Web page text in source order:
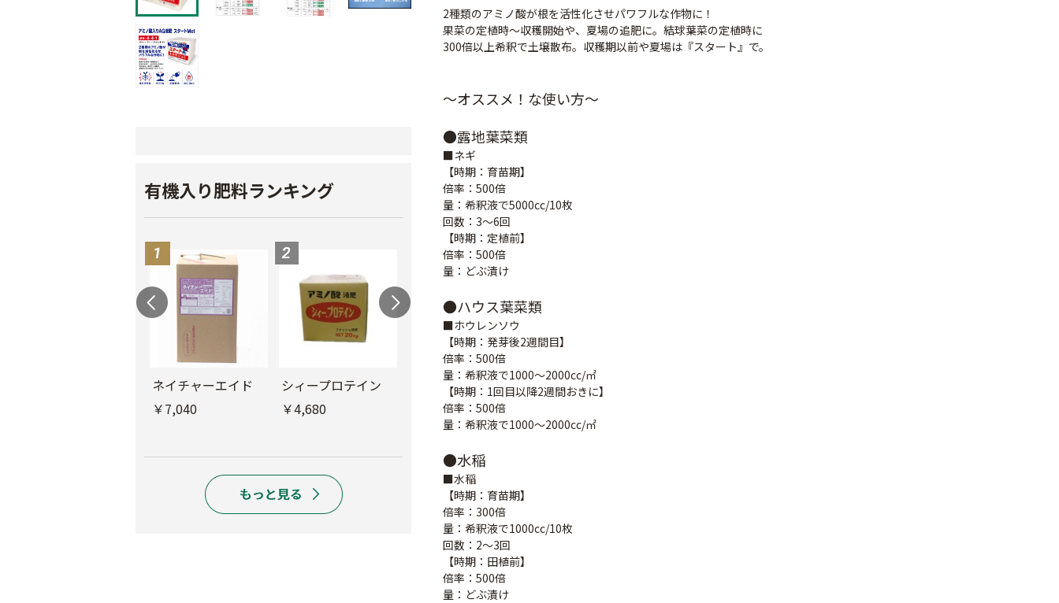
有機入り肥料ランキング
ネイチャーエイド
￥7,040
シィープロテイン
￥4,680
AG有機入り液肥３
号 6-8-5
肥 スタートMet
2種類のアミノ酸が根を活性化させパワフルな作物に！
果菜の定植時～収穫開始や、夏場の追肥に。結球葉菜の定植時に
300倍以上希釈で土壌散布。収穫期以前や夏場は『スタート』で。
～オススメ！な使い方～
●露地葉菜類
■ネギ
【時期：育苗期】
倍率：500倍
量：希釈液で5000cc/10枚
回数：3～6回
【時期：定植前】
倍率：500倍
量：どぶ漬け
●ハウス葉菜類
■ホウレンソウ
【時期：発芽後2週間目】
倍率：500倍
量：希釈液で1000～2000cc/㎡
【時期：1回目以降2週間おきに】
倍率：500倍
量：希釈液で1000～2000cc/㎡
●水稲
■水稲
【時期：育苗期】
倍率：300倍
量：希釈液で1000cc/10枚
回数：2～3回
【時期：田植前】
倍率：500倍
量：どぶ漬け